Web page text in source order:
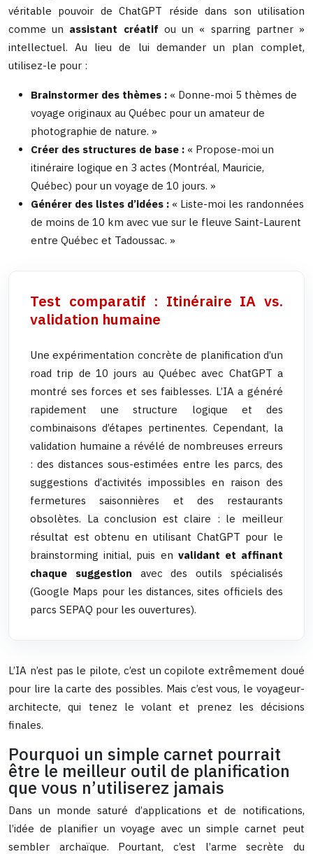
véritable pouvoir de ChatGPT réside dans son utilisation
comme un assistant créatif ou un « sparring partner »
intellectuel. Au lieu de lui demander un plan complet,
utilisez-le pour :
Brainstormer des thèmes : « Donne-moi 5 thèmes de
voyage originaux au Québec pour un amateur de
photographie de nature. »
Créer des structures de base : « Propose-moi un
itinéraire logique en 3 actes (Montréal, Mauricie,
Québec) pour un voyage de 10 jours. »
Générer des listes d’idées : « Liste-moi les randonnées
de moins de 10 km avec vue sur le fleuve Saint-Laurent
entre Québec et Tadoussac. »
Test comparatif : Itinéraire IA vs.
validation humaine
Une expérimentation concrète de planification d’un
road trip de 10 jours au Québec avec ChatGPT a
montré ses forces et ses faiblesses. L’IA a généré
rapidement une structure logique et des
combinaisons d’étapes pertinentes. Cependant, la
validation humaine a révélé de nombreuses erreurs
: des distances sous-estimées entre les parcs, des
suggestions d’activités impossibles en raison des
fermetures saisonnières et des restaurants
obsolètes. La conclusion est claire : le meilleur
résultat est obtenu en utilisant ChatGPT pour le
brainstorming initial, puis en validant et affinant
chaque suggestion avec des outils spécialisés
(Google Maps pour les distances, sites officiels des
parcs SEPAQ pour les ouvertures).
L’IA n’est pas le pilote, c’est un copilote extrêmement doué
pour lire la carte des possibles. Mais c’est vous, le voyageur-
architecte, qui tenez le volant et prenez les décisions
finales.
Pourquoi un simple carnet pourrait
être le meilleur outil de planification
que vous n’utiliserez jamais
Dans un monde saturé d’applications et de notifications,
l’idée de planifier un voyage avec un simple carnet peut
sembler archaïque. Pourtant, c’est l’arme secrète du